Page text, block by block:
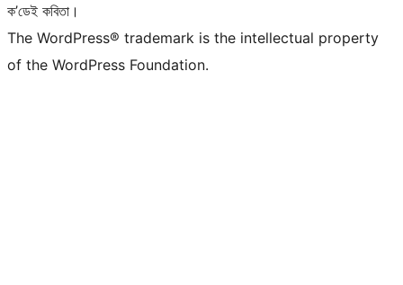
ক’ডেই কবিতা।
The WordPress® trademark is the intellectual property
of the WordPress Foundation.